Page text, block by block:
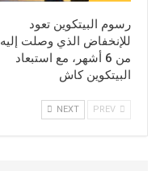
رسوم البيتكوين تعود
للإنخفاض الذي وصلت إليه
من 6 أشهر، مع استبعاد
البيتكوين كاش
NEXT